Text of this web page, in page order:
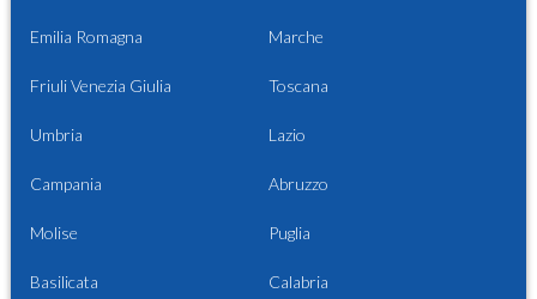
Emilia Romagna Marche
Friuli Venezia Giulia Toscana
Umbria Lazio
Campania Abruzzo
Molise Puglia
Basilicata Calabria